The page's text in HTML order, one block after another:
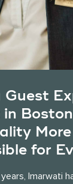
Guest
in
More
for
Imarwati